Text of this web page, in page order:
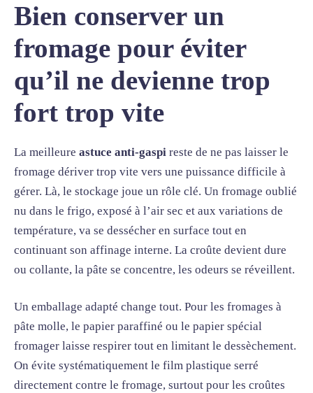
Bien conserver un
fromage pour éviter
qu’il ne devienne trop
fort trop vite
La meilleure astuce anti-gaspi reste de ne pas laisser le
fromage dériver trop vite vers une puissance difficile à
gérer. Là, le stockage joue un rôle clé. Un fromage oublié
nu dans le frigo, exposé à l’air sec et aux variations de
température, va se dessécher en surface tout en
continuant son affinage interne. La croûte devient dure
ou collante, la pâte se concentre, les odeurs se réveillent.
Un emballage adapté change tout. Pour les fromages à
pâte molle, le papier paraffiné ou le papier spécial
fromager laisse respirer tout en limitant le dessèchement.
On évite systématiquement le film plastique serré
directement contre le fromage, surtout pour les croûtes